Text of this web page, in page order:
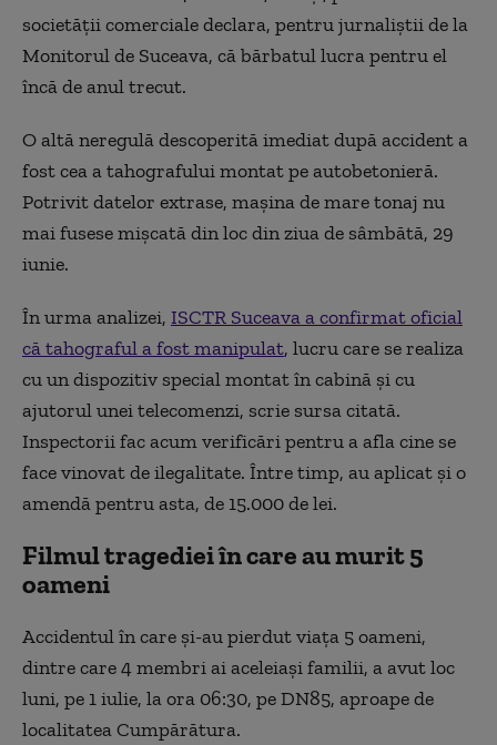
societății comerciale declara, pentru jurnaliștii de la
Monitorul de Suceava, că bărbatul lucra pentru el
încă de anul trecut.
O altă neregulă descoperită imediat după accident a
fost cea a tahografului montat pe autobetonieră.
Potrivit datelor extrase, mașina de mare tonaj nu
mai fusese mișcată din loc din ziua de sâmbătă, 29
iunie.
În urma analizei, ISCTR Suceava a confirmat oficial
că tahograful a fost manipulat, lucru care se realiza
cu un dispozitiv special montat în cabină și cu
ajutorul unei telecomenzi, scrie sursa citată.
Inspectorii fac acum verificări pentru a afla cine se
face vinovat de ilegalitate. Între timp, au aplicat și o
amendă pentru asta, de 15.000 de lei.
Filmul tragediei în care au murit 5
oameni
Accidentul în care și-au pierdut viața 5 oameni,
dintre care 4 membri ai aceleiași familii, a avut loc
luni, pe 1 iulie, la ora 06:30, pe DN85, aproape de
localitatea Cumpărătura.